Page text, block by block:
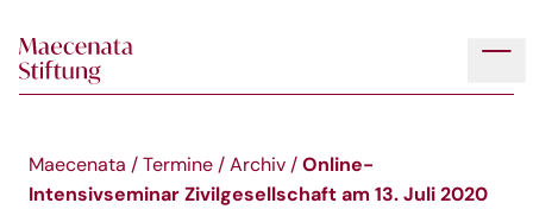
Maecenata / Termine / Archiv / Online-
Intensivseminar Zivilgesellschaft am 13. Juli 2020